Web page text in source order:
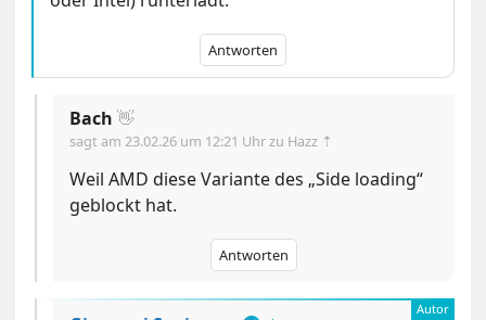
Antworten
Bach 👋
sagt am23.02.26 um 12:21 Uhrzu Hazz ⇡
Weil AMD diese Variante des „Side loading“
geblockt hat.
Antworten